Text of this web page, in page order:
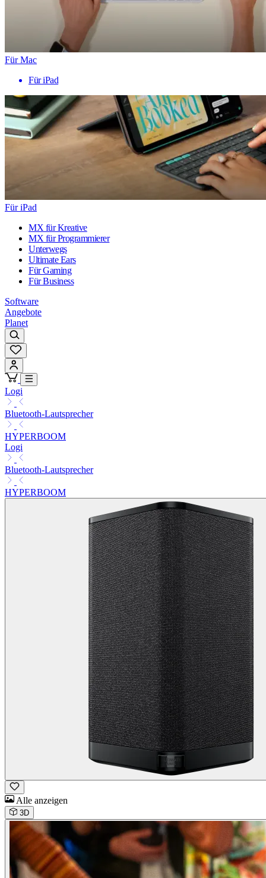
Für Mac
Für iPad
Für iPad
MX für Kreative
MX für Programmierer
Unterwegs
Ultimate Ears
Für Gaming
Für Business
Software
Angebote
Planet
Logi
Bluetooth-Lautsprecher
HYPERBOOM
Logi
Bluetooth-Lautsprecher
HYPERBOOM
Alle anzeigen
3D